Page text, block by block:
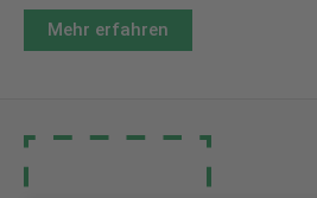
Mehr erfahren